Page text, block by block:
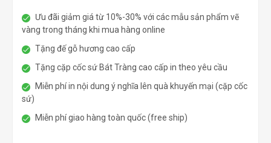
Ưu đãi giảm giá từ 10%-30% với các mẫu sản phẩm vẽ
vàng trong tháng khi mua hàng online
Tặng đế gỗ hương cao cấp
Tặng cặp cốc sứ Bát Tràng cao cấp in theo yêu cầu
Miễn phí in nội dung ý nghĩa lên quà khuyến mại (cặp cốc
sứ)
Miễn phí giao hàng toàn quốc (free ship)